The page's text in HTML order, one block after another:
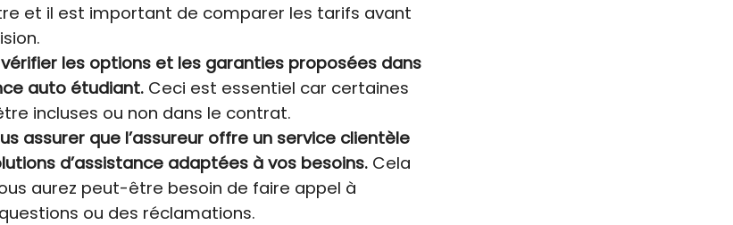
et il est important de comparer les tarifs avant
vérifier les options et les garanties proposées dans
auto étudiant. Ceci est essentiel car certaines
incluses ou non dans le contrat.
assurer que l’assureur offre un service clientèle
d’assistance adaptées à vos besoins. Cela
aurez peut-être besoin de faire appel à
ou des réclamations.